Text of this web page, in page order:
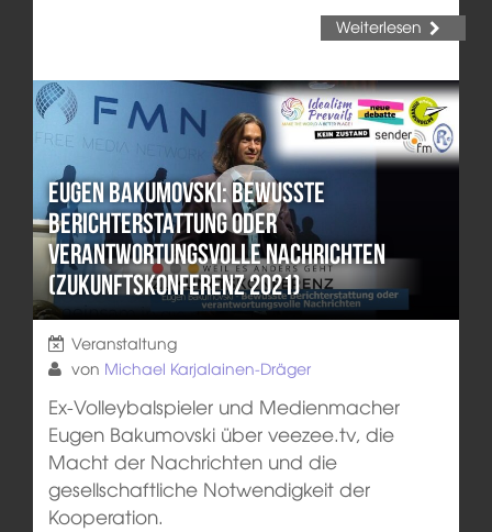
Weiterlesen
Eugen Bakumovski: Bewusste
Berichterstattung oder
verantwortungsvolle Nachrichten
(Zukunftskonferenz 2021)
Veranstaltung
von Michael Karjalainen-Dräger
Ex-Volleybalspieler und Medienmacher
Eugen Bakumovski über veezee.tv, die
Macht der Nachrichten und die
gesellschaftliche Notwendigkeit der
Kooperation.